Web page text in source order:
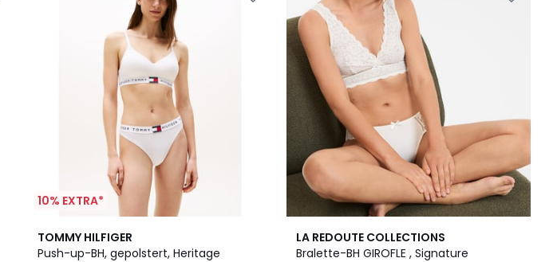
10% EXTRA*
TOMMY HILFIGER
Push-up-BH, gepolstert, Heritage
5
/
3
Farben
LA REDOUTE COLLECTIONS
Bralette-BH GIROFLE , Signature
4,5
/ 5
2
Farben